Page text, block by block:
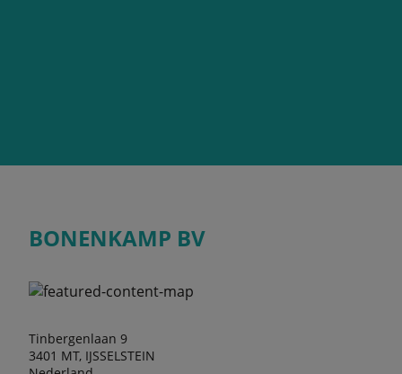
BONENKAMP BV
Tinbergenlaan 9
3401 MT, IJSSELSTEIN